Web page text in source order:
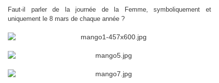
Faut-il parler de la journée de la Femme, symboliquement et
uniquement le 8 mars de chaque année ?